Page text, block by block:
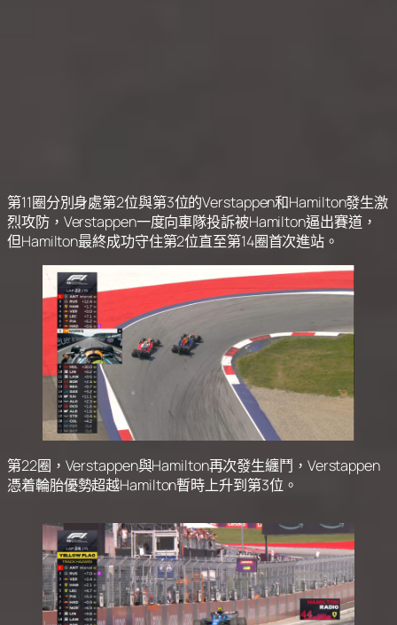
第11圈分別身處第2位與第3位的Verstappen和Hamilton發生激
烈攻防，Verstappen一度向車隊投訴被Hamilton逼出賽道，
但Hamilton最終成功守住第2位直至第14圈首次進站。
第22圈，Verstappen與Hamilton再次發生纏鬥，Verstappen
憑着輪胎優勢超越Hamilton暫時上升到第3位。